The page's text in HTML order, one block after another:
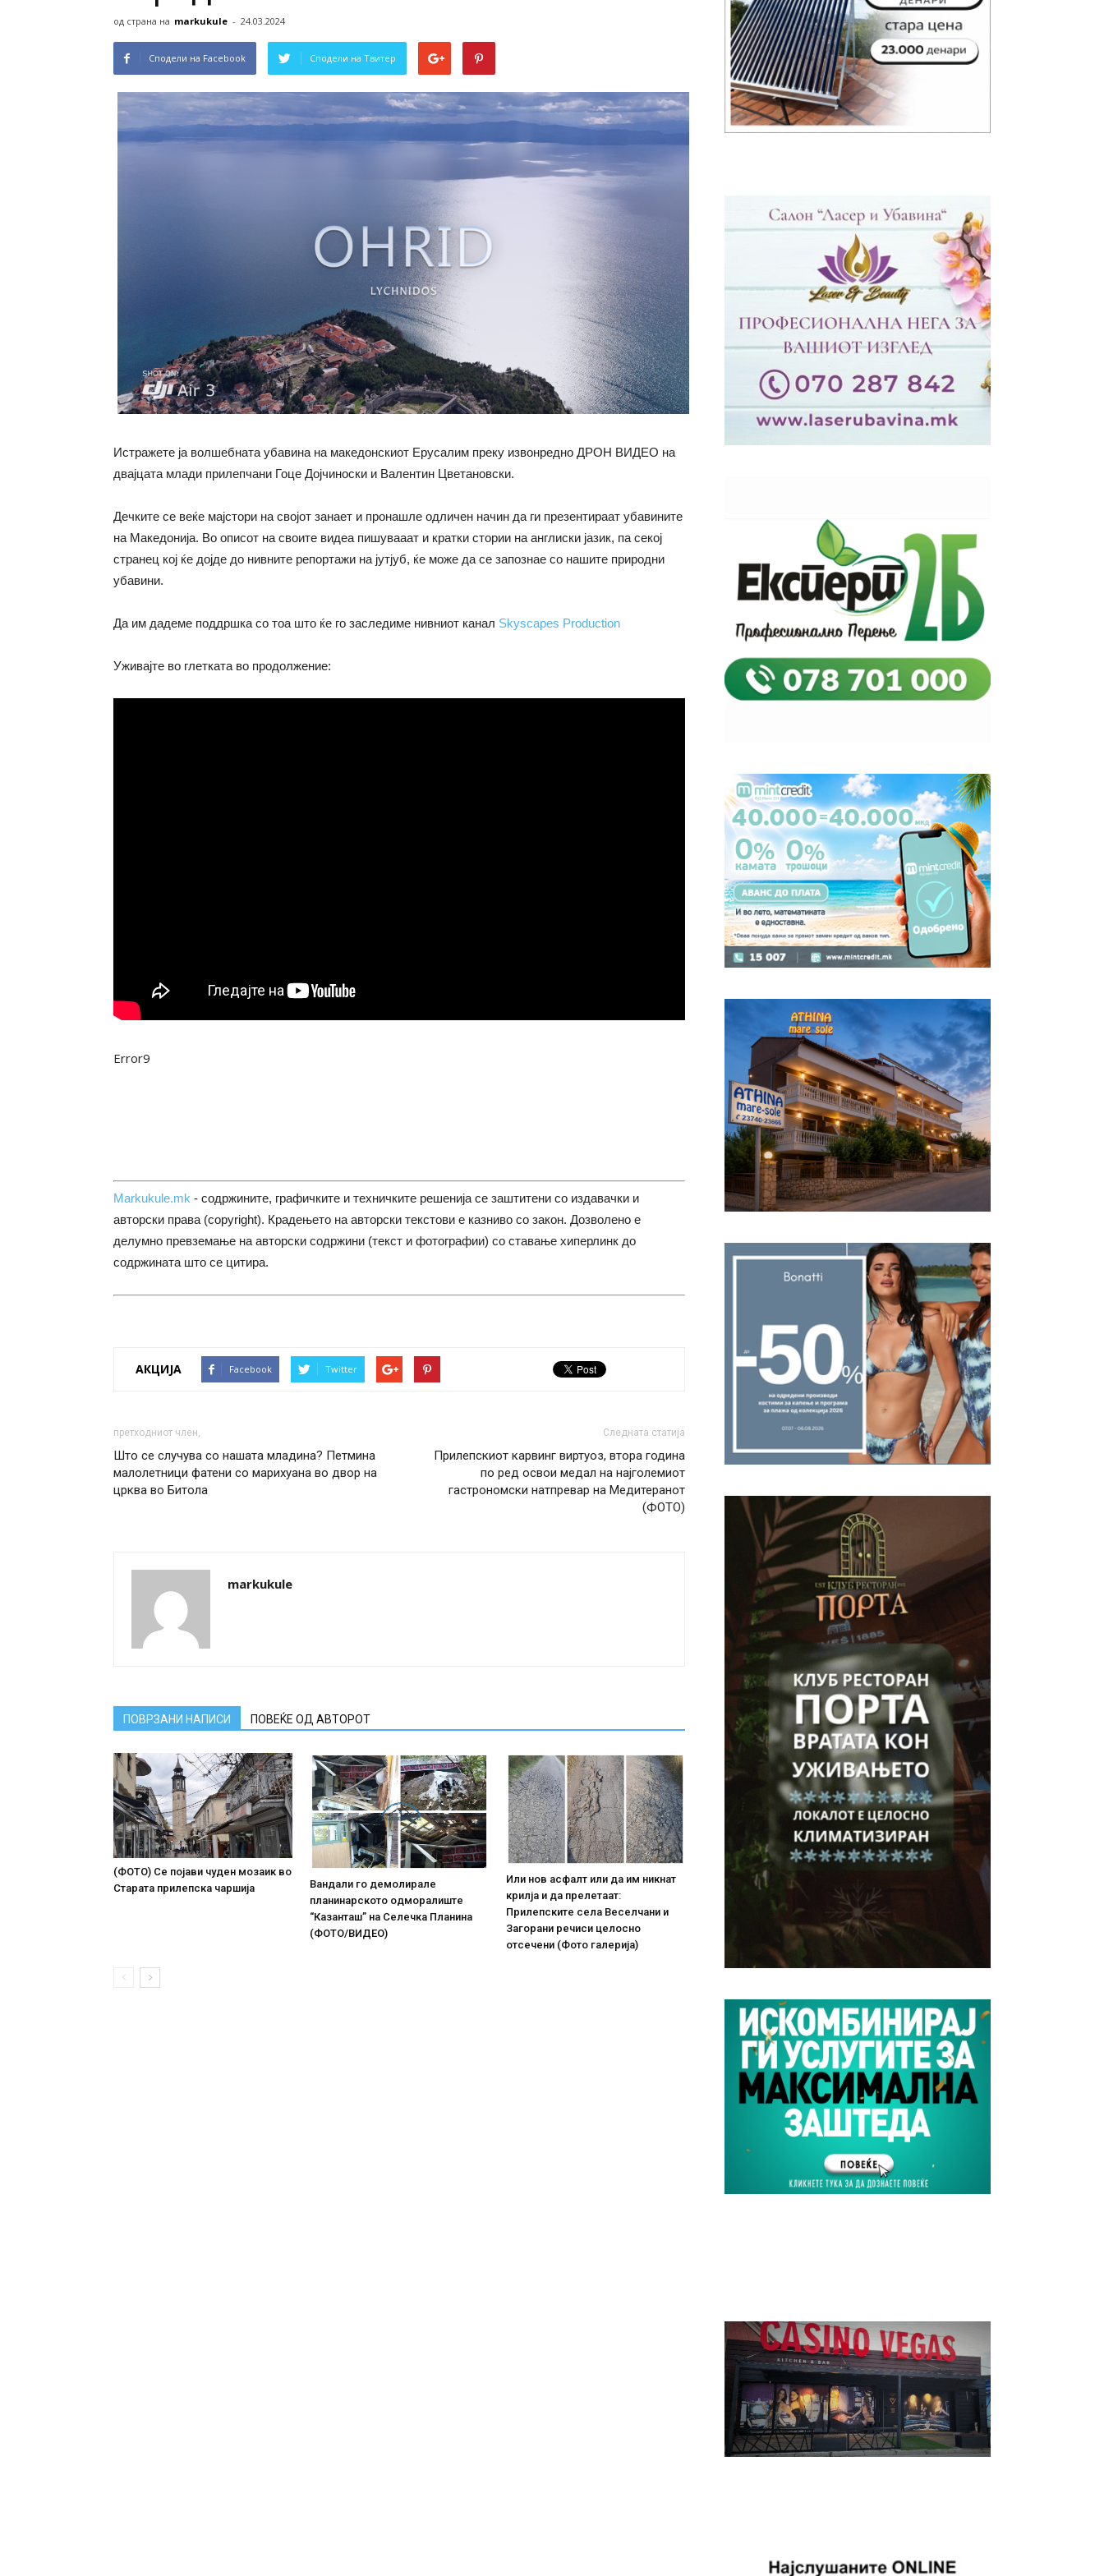
од страна на markukule - 24.03.2024
Сподели на Facebook Сподели на Твитер
Истражете ја волшебната убавина на македонскиот Ерусалим преку извонредно ДРОН ВИДЕО на
двајцата млади прилепчани Гоце Дојчиноски и Валентин Цветановски.
Дечките се веќе мајстори на својот занает и пронашле одличен начин да ги презентираат убавините
на Македонија. Во описот на своите видеа пишувааат и кратки стории на англиски јазик, па секој
странец кој ќе дојде до нивните репортажи на јутјуб, ќе може да се запознае со нашите природни
убавини.
Да им дадеме поддршка со тоа што ќе го заследиме нивниот канал Skyscapes Production
Уживајте во глетката во продолжение:
Error9
Markukule.mk - содржините, графичките и техничките решенија се заштитени со издавачки и
авторски права (copyright). Крадењето на авторски текстови е казниво со закон. Дозволено е
делумно превземање на авторски содржини (текст и фотографии) со ставање хиперлинк до
содржината што се цитира.
АКЦИЈА Facebook Twitter
претходниот член,
Што се случува со нашата младина? Петмина
малолетници фатени со марихуана во двор на
црква во Битола
Следната статија
Прилепскиот карвинг виртуоз, втора година
по ред освои медал на најголемиот
гастрономски натпревар на Медитеранот
(ФОТО)
markukule
ПОВРЗАНИ НАПИСИ ПОВЕЌЕ ОД АВТОРОТ
(ФОТО) Се појави чуден мозаик во
Старата прилепска чаршија
Вандали го демолирале
планинарското одморалиште
“Казанташ” на Селечка Планина
(ФОТО/ВИДЕО)
Или нов асфалт или да им никнат
крилја и да прелетаат:
Прилепските села Веселчани и
Загорани речиси целосно
отсечени (Фото галерија)